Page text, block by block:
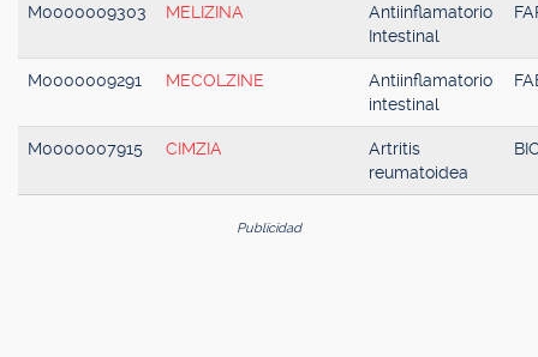
M0000009303 MELIZINA
Antiinflamatorio
Intestinal
M0000009291 MECOLZINE
Antiinflamatorio
intestinal
M0000007915 CIMZIA
Artritis
reumatoidea
Publicidad